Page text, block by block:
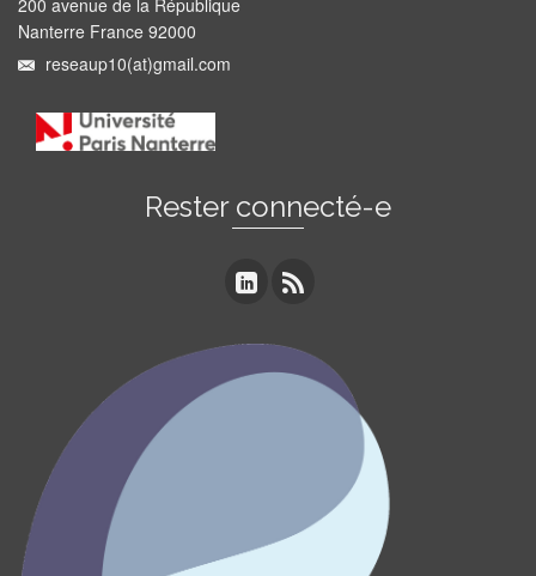
Nanterre France 92000
reseaup10(at)gmail.com
Rester connecté-e